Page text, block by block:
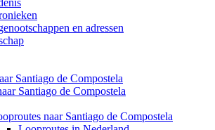
en adressen
Santiago de Compostela
Santiago de Compostela
naar Santiago de Compostela